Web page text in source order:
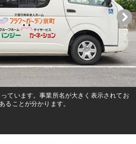
ています。事業所名が大きく表示されてお
ることが分かります。